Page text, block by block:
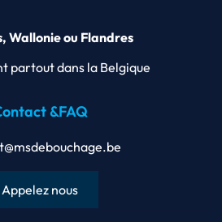
Wallonie ou Flandres
partout dans la Belgique
&FAQ
Appelez nous